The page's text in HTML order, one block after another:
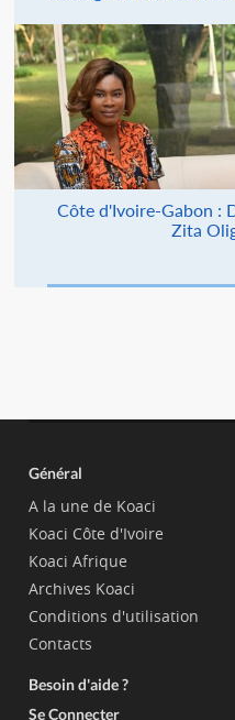
Côte d'Ivoire-Gabon :
Zita
Général
A la une de Koaci
Koaci Côte d'Ivoire
Koaci Afrique
Archives Koaci
Conditions d'utilisation
Contacts
Besoin d'aide ?
Se Connecter